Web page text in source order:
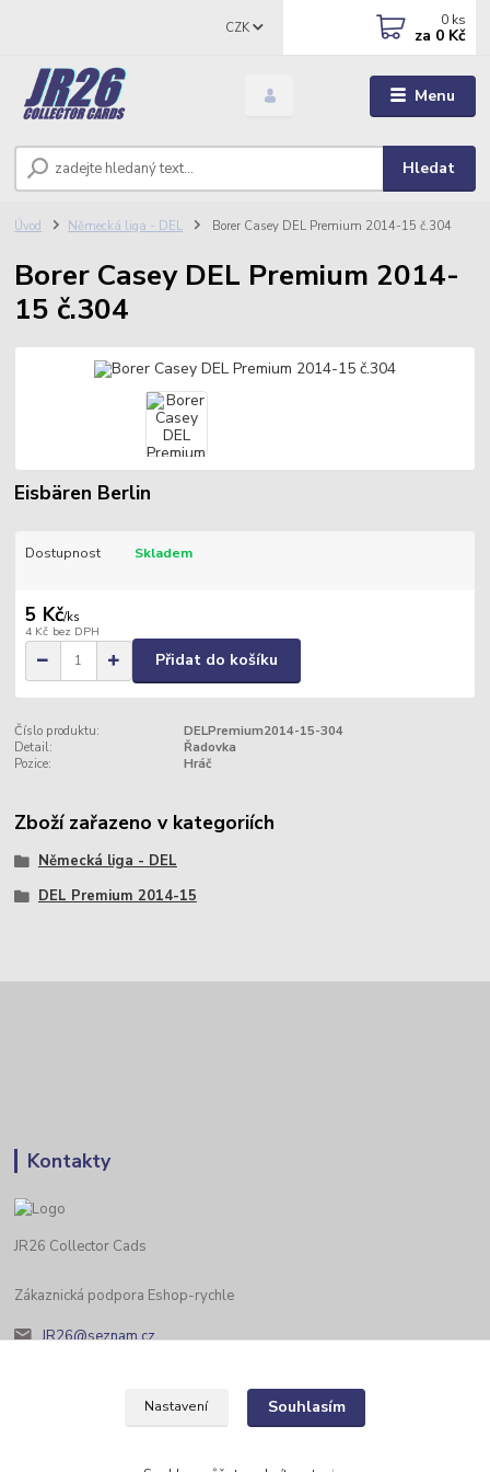
Menu
CZK
Hledat
0 ks
za 0 Kč
Úvod Německá liga - DEL Borer Casey DEL Premium 2014-15 č.304
Borer Casey DEL Premium 2014-
15 č.304
Eisbären Berlin
Dostupnost Skladem
5 Kč/ks
4 Kč bez DPH
Přidat do košíku
Číslo produktu:
DELPremium2014-15-304
Detail:
Řadovka
Pozice:
Hráč
Zboží zařazeno v kategoriích
Německá liga - DEL
DEL Premium 2014-15
Kontakty
JR26 Collector Cads
Zákaznická podpora Eshop-rychle
JR26@seznam.cz
Nastavení Souhlasím